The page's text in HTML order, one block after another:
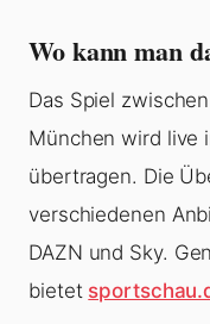
Wo kann man
Das Spiel
München wird live
übertragen. Die
verschiedenen
DAZN und Sky.
bietet